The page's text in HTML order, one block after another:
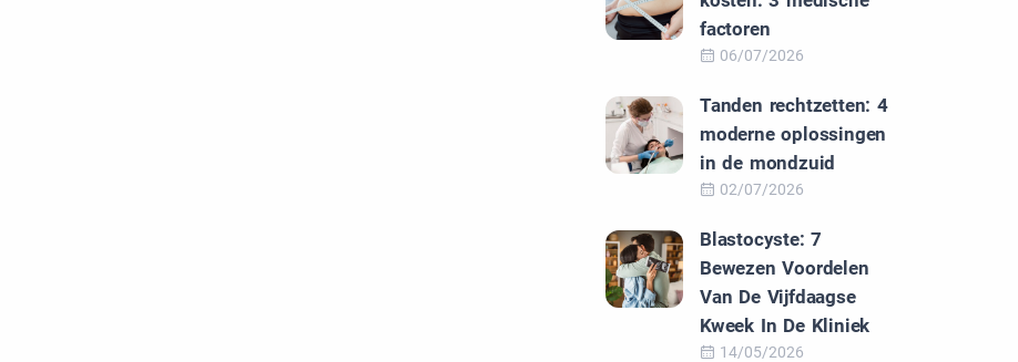
factoren
06/07/2026
Tanden rechtzetten: 4
moderne oplossingen
in de mondzuid
02/07/2026
Blastocyste: 7
Bewezen Voordelen
Van De Vijfdaagse
Kweek In De Kliniek
14/05/2026